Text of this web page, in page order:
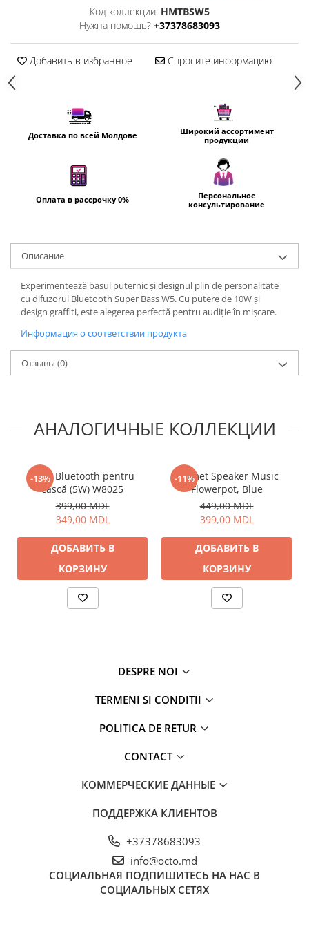
Роботы пылесосы
Уход за одеждой
Отпариватель для одежды
Утюги
Код коллекции: HMTBSW5
Нужна помощь? +37378683093
Добавить в избранное Спросите информацию
Доставка по всей Молдове
Широкий ассортимент
продукции
Оплата в рассрочку 0%
Персональное
консультирование
Oписание
Experimentează basul puternic și designul plin de personalitate
cu difuzorul Bluetooth Super Bass W5. Cu putere de 10W și
design graffiti, este alegerea perfectă pentru audiție în mișcare.
Информация о соответствии продукта
Отзывы (0)
АНАЛОГИЧНЫЕ КОЛЛЕКЦИИ
-13%
Boxă Bluetooth pentru
cască (5W) W8025
399,00 MDL
349,00 MDL
ДОБАВИТЬ В
КОРЗИНУ
-11%
Helmet Speaker Music
Flowerpot, Blue
449,00 MDL
399,00 MDL
ДОБАВИТЬ В
КОРЗИНУ
DESPRE NOI
TERMENI SI CONDITII
POLITICA DE RETUR
CONTACT
КОММЕРЧЕСКИЕ ДАННЫЕ
ПОДДЕРЖКА КЛИЕНТОВ
+37378683093
info@octo.md
СОЦИАЛЬНАЯ ПОДПИШИТЕСЬ НА НАС В
СОЦИАЛЬНЫХ СЕТЯХ